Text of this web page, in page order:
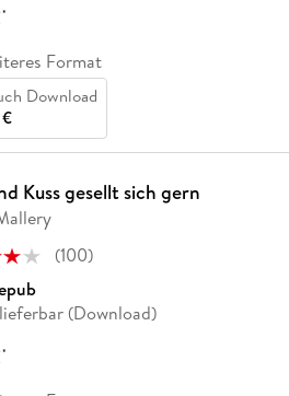
*
Format
Download
Kuss gesellt sich gern
(100)
(Download)
*